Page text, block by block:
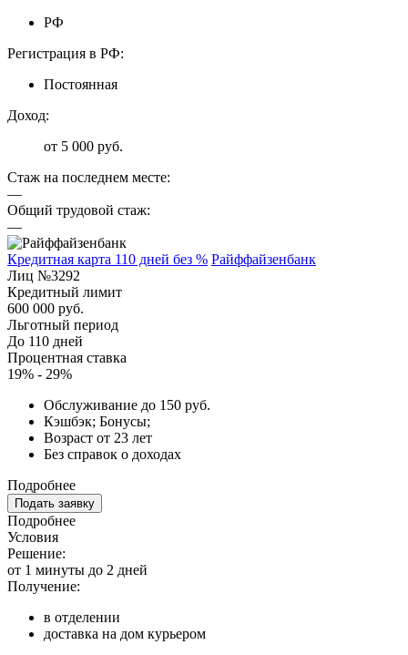
РФ
Регистрация в РФ:
Постоянная
Доход:
от 5 000 руб.
Стаж на последнем месте:
—
Общий трудовой стаж:
—
Кредитная карта 110 дней без % Райффайзенбанк
Лиц №3292
Кредитный лимит
600 000 руб.
Льготный период
До 110 дней
Процентная ставка
19% - 29%
Обслуживание до 150 руб.
Кэшбэк; Бонусы;
Возраст от 23 лет
Без справок о доходах
Подробнее
Подать заявку
Подробнее
Условия
Решение:
от 1 минуты до 2 дней
Получение:
в отделении
доставка на дом курьером